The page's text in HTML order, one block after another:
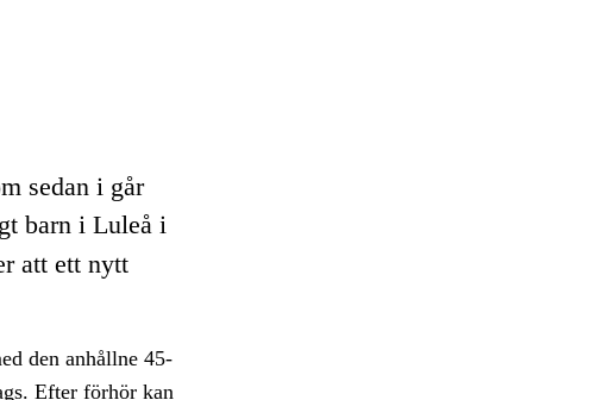
sedan i går
barn i Luleå i
att ett nytt
den anhållne 45-
Efter förhör kan